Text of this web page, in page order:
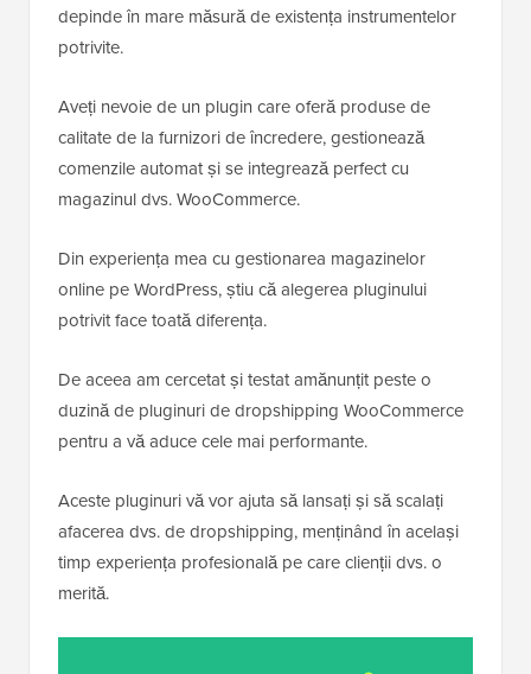
depinde în mare măsură de existența instrumentelor
potrivite.
Aveți nevoie de un plugin care oferă produse de
calitate de la furnizori de încredere, gestionează
comenzile automat și se integrează perfect cu
magazinul dvs. WooCommerce.
Din experiența mea cu gestionarea magazinelor
online pe WordPress, știu că alegerea pluginului
potrivit face toată diferența.
De aceea am cercetat și testat amănunțit peste o
duzină de pluginuri de dropshipping WooCommerce
pentru a vă aduce cele mai performante.
Aceste pluginuri vă vor ajuta să lansați și să scalați
afacerea dvs. de dropshipping, menținând în același
timp experiența profesională pe care clienții dvs. o
merită.